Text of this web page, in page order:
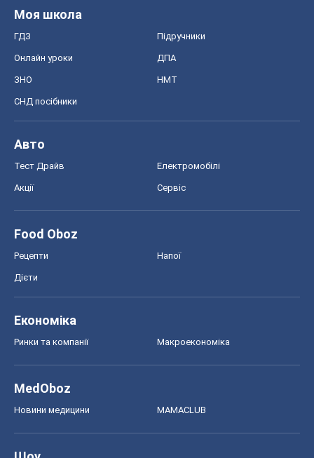
Моя школа
ГДЗ Підручники
Онлайн уроки ДПА
ЗНО НМТ
СНД посібники
Авто
Тест Драйв Електромобілі
Акції Сервіс
Food Oboz
Рецепти Напої
Дієти
Економіка
Ринки та компанії Макроекономіка
MedOboz
Новини медицини MAMACLUB